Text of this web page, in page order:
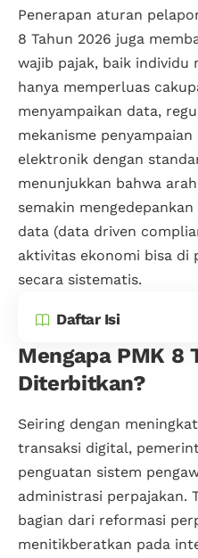
Penerapan aturan
8 Tahun 2026 juga
wajib pajak, baik individu
hanya memperluas
menyampaikan data,
mekanisme
elektronik dengan
menunjukkan bahwa
semakin
data (data driven
aktivitas ekonomi bisa di
secara sistematis.
Daftar Isi
Mengapa PMK 8
Diterbitkan?
Seiring dengan
transaksi digital,
penguatan sistem
administrasi perpajakan.
bagian dari reformasi
menitikberatkan pada